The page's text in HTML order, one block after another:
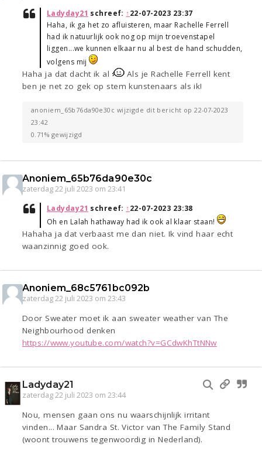
Ladyday21 schreef: ↑22-07-2023 23:37
Haha, ik ga het zo afluisteren, maar Rachelle Ferrell
had ik natuurlijk ook nog op mijn troevenstapel
liggen...we kunnen elkaar nu al best de hand schudden,
volgens mij
Haha ja dat dacht ik al
Als je Rachelle Ferrell kent
ben je net zo gek op stem kunstenaars als ik!
anoniem_65b76da90e30c wijzigde dit bericht op 22-07-2023
23:42
0.71% gewijzigd
Anoniem_65b76da90e30c
zaterdag 22 juli 2023 om 23:41
Ladyday21 schreef: ↑22-07-2023 23:38
Oh en Lalah hathaway had ik ook al klaar staan!
Hahaha ja dat verbaast me dan niet. Ik vind haar echt
waanzinnig goed ook.
Anoniem_68c5761bc092b
zaterdag 22 juli 2023 om 23:43
Door Sweater moet ik aan sweater weather van The
Neighbourhood denken
https://www.youtube.com/watch?v=GCdwKhTtNNw
Ladyday21
zaterdag 22 juli 2023 om 23:44
Nou, mensen gaan ons nu waarschijnlijk irritant
vinden... Maar Sandra St. Victor van The Family Stand
(woont trouwens tegenwoordig in Nederland).